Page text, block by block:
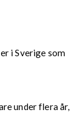
i Sverige som
under flera år,